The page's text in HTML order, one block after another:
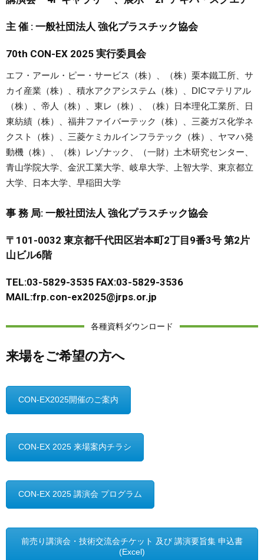
主 催 : 一般社団法人 強化プラスチック協会
70th CON-EX 2025 実行委員会
エフ・アール・ピー・サービス（株）、（株）栗本鐵工所、サ
カイ産業（株）、積水アクアシステム（株）、DICマテリアル
（株）、帝人（株）、東レ（株）、（株）日本理化工業所、日
東紡績（株）、福井ファイバーテック（株）、三菱ガス化学ネ
クスト（株）、三菱ケミカルインフラテック（株）、ヤマハ発
動機（株）、（株）レゾナック、（一財）土木研究センター、
青山学院大学、金沢工業大学、岐阜大学、上智大学、東京都立
大学、日本大学、早稲田大学
事 務 局: 一般社団法人 強化プラスチック協会
〒101-0032 東京都千代田区岩本町2丁目9番3号 第2片
山ビル6階
TEL:03-5829-3535 FAX:03-5829-3536
MAIL:frp.con-ex2025@jrps.or.jp
各種資料ダウンロード
来場をご希望の方へ
CON-EX2025開催のご案内
CON-EX 2025 来場案内チラシ
CON-EX 2025 講演会 プログラム
前売り講演会・技術交流会チケット 及び 講演要旨集 申込書
(Excel)